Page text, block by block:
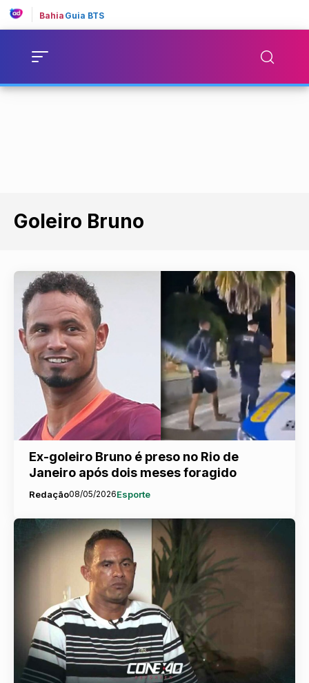
Bahia Guia BTS
Goleiro Bruno
Ex-goleiro Bruno é preso no Rio de
Janeiro após dois meses foragido
Redação08/05/2026Esporte